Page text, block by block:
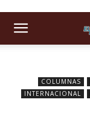
COLUMNAS
INTERNACIONAL